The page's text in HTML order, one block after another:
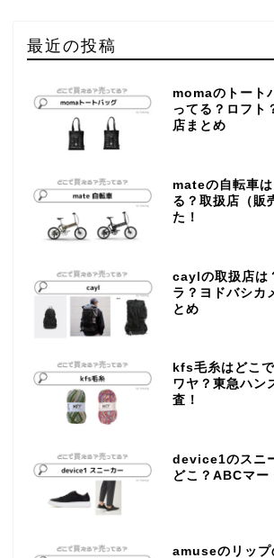
最近の投稿
momaのトート
ってる？ロフト
店まとめ
mateの自転車
る？取扱店（販
た！
caylの取扱店は
ラ？ヨドバシカ
とめ
kfs毛糸はどこ
ワヤ？東急ハン
査！
device1のスニ
どこ？ABCマー
amuseのリップ